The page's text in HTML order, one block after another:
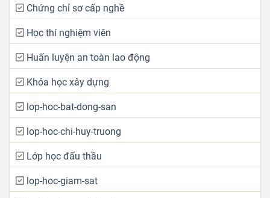
Chứng chỉ sơ cấp nghề
Học thí nghiệm viên
Huấn luyện an toàn lao động
Khóa học xây dựng
lop-hoc-bat-dong-san
lop-hoc-chi-huy-truong
Lớp học đấu thầu
lop-hoc-giam-sat